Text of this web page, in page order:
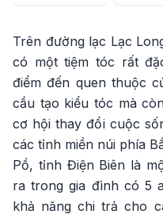
Trên đường lạc Lạc
có một tiệm tóc rất
điểm đến quen thuộc
cầu tạo kiểu tóc mà
cơ hội thay đổi cuộc
các tỉnh miền núi phía
Pồ, tỉnh Điện Biên là
ra trong gia đình có 5
khả năng chi trả cho